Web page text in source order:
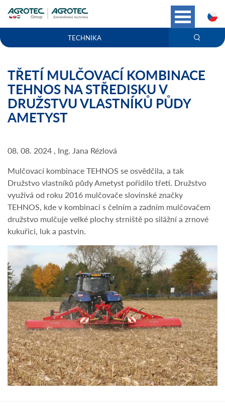
TECHNIKA
TŘETÍ MULČOVACÍ KOMBINACE
TEHNOS NA STŘEDISKU V
DRUŽSTVU VLASTNÍKŮ PŮDY
AMETYST
08. 08. 2024 , Ing. Jana Rézlová
Mulčovací kombinace TEHNOS se osvědčila, a tak
Družstvo vlastníků půdy Ametyst pořídilo třetí. Družstvo
využívá od roku 2016 mulčovače slovinské značky
TEHNOS, kde v kombinaci s čelním a zadním mulčovačem
družstvo mulčuje velké plochy strniště po silážní a zrnové
kukuřici, luk a pastvin.